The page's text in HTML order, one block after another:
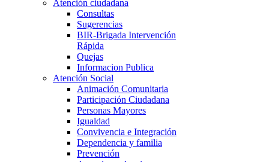
Atención ciudadana
Consultas
Sugerencias
BIR-Brigada Intervención
Rápida
Quejas
Informacion Publica
Atención Social
Animación Comunitaria
Participación Ciudadana
Personas Mayores
Igualdad
Convivencia e Integración
Dependencia y familia
Prevención